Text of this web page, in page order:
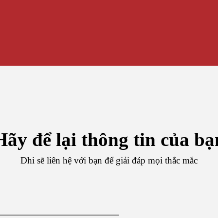
để lại thông tin của
Dhi sẽ liên hệ với bạn để giải đáp mọi thắc mắc